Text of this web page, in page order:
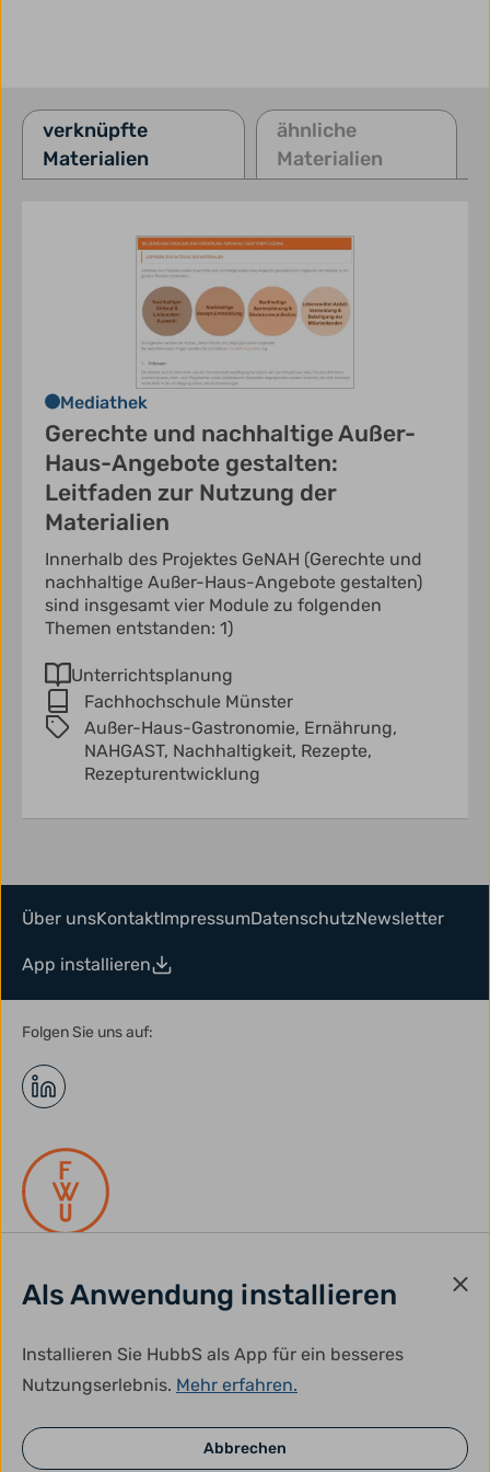
verknüpfte
Materialien
ähnliche
Materialien
Mediathek
Gerechte und nachhaltige Außer-
Haus-Angebote gestalten:
Leitfaden zur Nutzung der
Materialien
Innerhalb des Projektes GeNAH (Gerechte und
nachhaltige Außer-Haus-Angebote gestalten)
sind insgesamt vier Module zu folgenden
Themen entstanden: 1)
Unterrichtsplanung
Fachhochschule Münster
Außer-Haus-Gastronomie, Ernährung,
NAHGAST, Nachhaltigkeit, Rezepte,
Rezepturentwicklung
Als Anwendung installieren
Installieren Sie HubbS als App für ein besseres
Nutzungserlebnis. Mehr erfahren.
Abbrechen
Über unsKontaktImpressumDatenschutzNewsletter
App installieren
Folgen Sie uns auf:
gefördert durch: